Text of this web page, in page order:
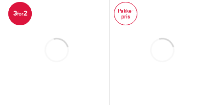
3for2 Pakke-
pris